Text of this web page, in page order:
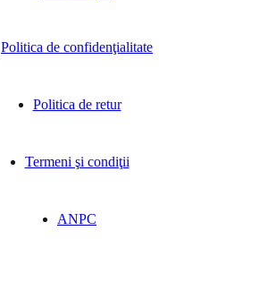
Politica de confidenţialitate
Politica de retur
Termeni şi condiţii
ANPC